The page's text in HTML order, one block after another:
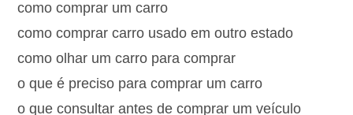
como comprar um carro
como comprar carro usado em outro estado
como olhar um carro para comprar
o que é preciso para comprar um carro
o que consultar antes de comprar um veículo